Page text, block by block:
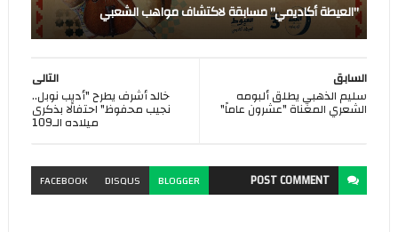
"العيطة أكاديمي" مسابقة لاكتشاف مواهب الشعبي
التالى
خالد أشرف يطرح "أديب نوبل..
نجيب محفوظ" احتفالًا بذكرى
ميلاده الـ109
السابق
سليم الذهبي يطلق ألبومه
الشعري المغناة "عشرون عاماً"
POSTCOMMENT
BLOGGER
DISQUS
FACEBOOK